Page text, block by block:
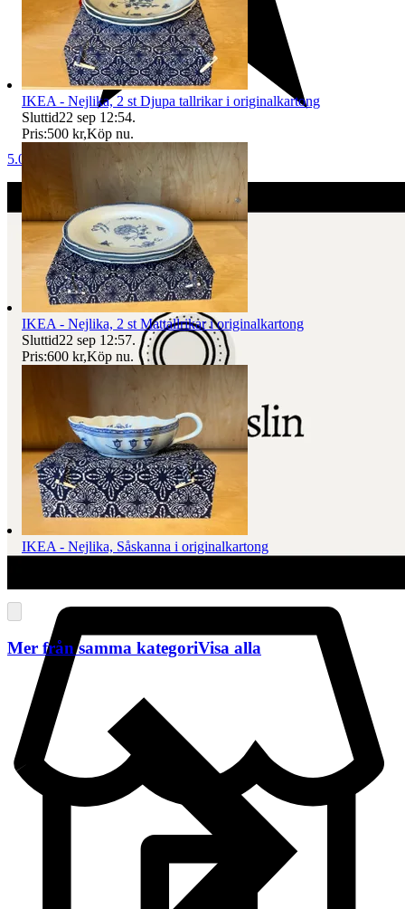
5.0
IKEA - Nejlika, 2 st Djupa tallrikar i originalkartong
Sluttid22 sep 12:54.
Pris:500 kr,Köp nu.
IKEA - Nejlika, 2 st Mattallrikar i originalkartong
Sluttid22 sep 12:57.
Pris:600 kr,Köp nu.
IKEA - Nejlika, Såskanna i originalkartong
Mer från samma kategoriVisa alla